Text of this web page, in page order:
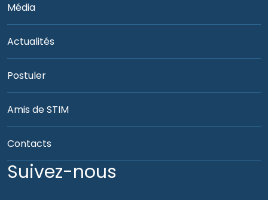
Média
Actualités
Postuler
Amis de STIM
Contacts
Suivez-nous